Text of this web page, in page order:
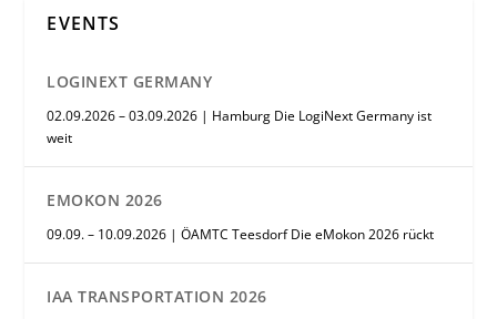
EVENTS
LOGINEXT GERMANY
02.09.2026 – 03.09.2026 | Hamburg Die LogiNext Germany ist
weit
EMOKON 2026
09.09. – 10.09.2026 | ÖAMTC Teesdorf Die eMokon 2026 rückt
IAA TRANSPORTATION 2026